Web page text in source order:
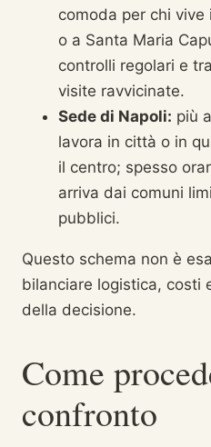
comoda per chi
o a Santa Maria
controlli regolari e
visite ravvicinate.
Sede di Napoli: più
lavora in città o in
il centro; spesso
arriva dai comuni
pubblici.
Questo schema non è
bilanciare logistica, costi
della decisione.
Come
confronto